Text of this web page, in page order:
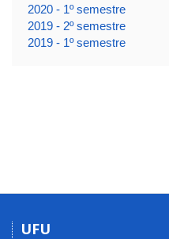
2020 - 1º semestre
2019 - 2º semestre
2019 - 1º semestre
UFU